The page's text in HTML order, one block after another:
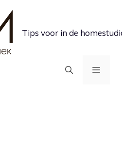
Tips voor in de
MENU